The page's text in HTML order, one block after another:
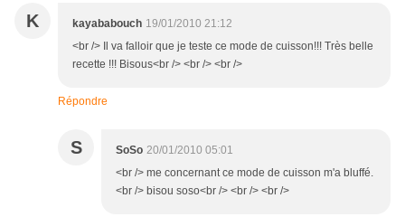
K kayababouch 19/01/2010 21:12
<br /> Il va falloir que je teste ce mode de cuisson!!! Très belle
recette !!! Bisous<br /> <br /> <br />
Répondre
S SoSo 20/01/2010 05:01
<br /> me concernant ce mode de cuisson m'a bluffé.
<br /> bisou soso<br /> <br /> <br />